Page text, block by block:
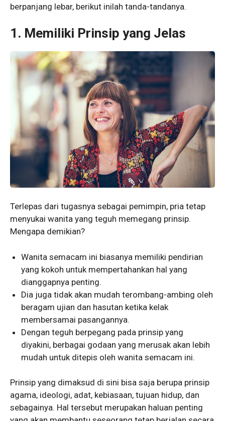
berpanjang lebar, berikut inilah tanda-tandanya.
1. Memiliki Prinsip yang Jelas
Terlepas dari tugasnya sebagai pemimpin, pria tetap
menyukai wanita yang teguh memegang prinsip.
Mengapa demikian?
Wanita semacam ini biasanya memiliki pendirian
yang kokoh untuk mempertahankan hal yang
dianggapnya penting.
Dia juga tidak akan mudah terombang-ambing oleh
beragam ujian dan hasutan ketika kelak
membersamai pasangannya.
Dengan teguh berpegang pada prinsip yang
diyakini, berbagai godaan yang merusak akan lebih
mudah untuk ditepis oleh wanita semacam ini.
Prinsip yang dimaksud di sini bisa saja berupa prinsip
agama, ideologi, adat, kebiasaan, tujuan hidup, dan
sebagainya. Hal tersebut merupakan haluan penting